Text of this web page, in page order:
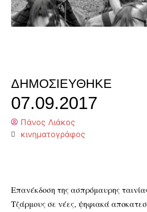
ΔΗΜΟΣΙΕΎΘΗΚΕ
07.09.2017
Πάνος Λιάκος
κινηματογράφος
Επανέκδοση της ασπρόμαυρης
Τζάρμους σε νέες, ψηφιακά